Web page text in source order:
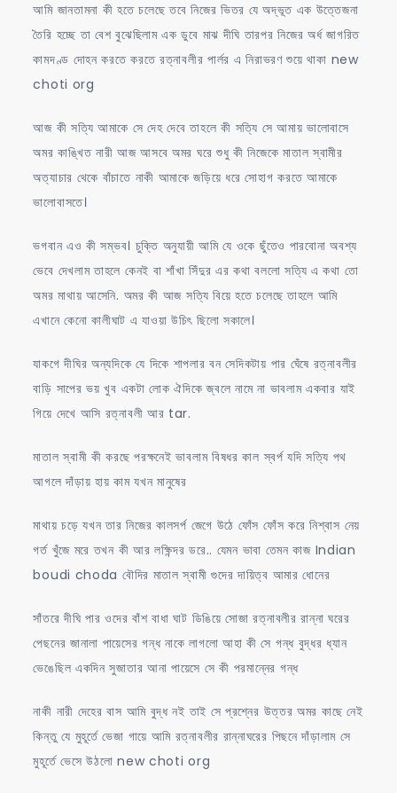
আমি জানতামনা কী হতে চলেছে তবে নিজের ভিতর যে অদ্ভূত এক উত্তেজনা
তৈরি হচ্ছে তা বেশ বুঝেছিলাম এক ডুবে মাঝ দীঘি তারপর নিজের অর্ধ জাগরিত
কামদণ্ড দোহন করতে করতে রত্নাবলীর পার্লর এ নিরাভরণ শুয়ে থাকা new
choti org
আজ কী সত্যি আমাকে সে দেহ দেবে তাহলে কী সত্যি সে আমায় ভালোবাসে
অমর কাঙ্খিত নারী আজ আসবে অমর ঘরে শুধু কী নিজেকে মাতাল স্বামীর
অত্যাচার থেকে বাঁচাতে নাকী আমাকে জড়িয়ে ধরে সোহাগ করতে আমাকে
ভালোবাসতে।
ভগবান এও কী সম্ভব। চুক্তি অনুযায়ী আমি যে ওকে ছুঁতেও পারবোনা অবশ্য
ভেবে দেখলাম তাহলে কেনই বা শাঁখা সিঁদুর এর কথা বললো সত্যি এ কথা তো
অমর মাথায় আসেনি. অমর কী আজ সত্যি বিয়ে হতে চলেছে তাহলে আমি
এখানে কেনো কালীঘাট এ যাওয়া উচিৎ ছিলো সকালে।
যাকগে দীঘির অন্যদিকে যে দিকে শাপলার বন সেদিকটায় পার ঘেঁষে রত্নাবলীর
বাড়ি সাপের ভয় খুব একটা লোক ঐদিকে জ্বলে নামে না ভাবলাম একবার যাই
গিয়ে দেখে আসি রত্নাবলী আর tar.
মাতাল স্বামী কী করছে পরক্ষনেই ভাবলাম বিষধর কাল স্বর্প যদি সত্যি পথ
আগলে দাঁড়ায় হায় কাম যখন মানুষের
মাথায় চড়ে যখন তার নিজের কালসর্প জেগে উঠে ফোঁস ফোঁস করে নিশ্বাস নেয়
গর্ত খুঁজে মরে তখন কী আর লক্ষিন্দর ডরে.. যেমন ভাবা তেমন কাজ Indian
boudi choda বৌদির মাতাল স্বামী গুদের দায়িত্ব আমার ধোনের
সাঁতরে দীঘি পার ওদের বাঁশ বাধা ঘাট ডিঙিয়ে সোজা রত্নাবলীর রান্না ঘরের
পেছনের জানালা পায়েসের গন্ধ নাকে লাগলো আহা কী সে গন্ধ বুদ্ধর ধ্যান
ভেঙেছিল একদিন সুজাতার আনা পায়েসে সে কী পরমান্নের গন্ধ
নাকী নারী দেহের বাস আমি বুদ্ধ নই তাই সে প্রশ্নের উত্তর অমর কাছে নেই
কিন্তু যে মুহূর্তে ভেজা গায়ে আমি রত্নাবলীর রান্নাঘরের পিছনে দাঁড়ালাম সে
মুহূর্তে ভেসে উঠলো new choti org